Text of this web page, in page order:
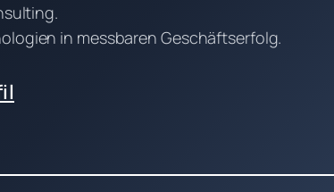
in messbaren Geschäftserfolg.